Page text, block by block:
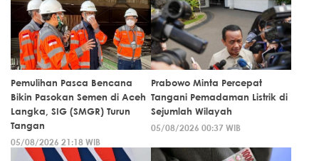
Pemulihan Pasca Bencana
Bikin Pasokan Semen di Aceh
Langka, SIG (SMGR) Turun
Tangan
05/08/2026 21:18 WIB
Prabowo Minta Percepat
Tangani Pemadaman Listrik di
Sejumlah Wilayah
05/08/2026 00:37 WIB